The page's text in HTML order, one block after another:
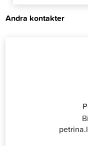
Andra kontakter